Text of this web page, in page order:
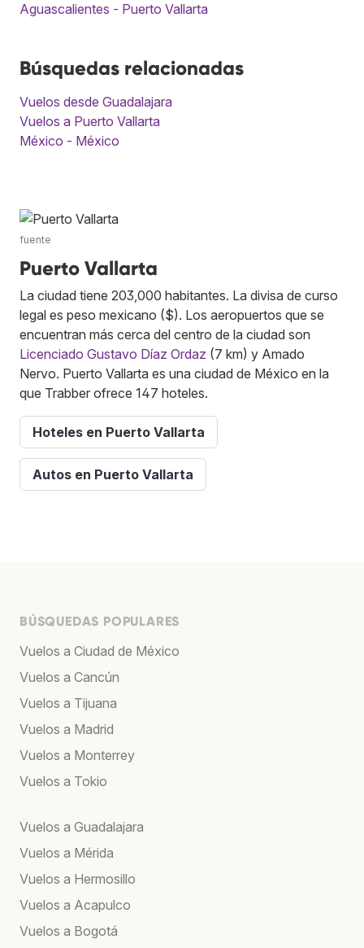
Aguascalientes - Puerto Vallarta
Búsquedas relacionadas
Vuelos desde Guadalajara
Vuelos a Puerto Vallarta
México - México
fuente
Puerto Vallarta
La ciudad tiene 203,000 habitantes. La divisa de curso
legal es peso mexicano ($). Los aeropuertos que se
encuentran más cerca del centro de la ciudad son
Licenciado Gustavo Díaz Ordaz (7 km) y Amado
Nervo. Puerto Vallarta es una ciudad de México en la
que Trabber ofrece 147 hoteles.
Hoteles en Puerto Vallarta
Autos en Puerto Vallarta
BÚSQUEDAS POPULARES
Vuelos a Ciudad de México
Vuelos a Cancún
Vuelos a Tijuana
Vuelos a Madrid
Vuelos a Monterrey
Vuelos a Tokio
Vuelos a Guadalajara
Vuelos a Mérida
Vuelos a Hermosillo
Vuelos a Acapulco
Vuelos a Bogotá